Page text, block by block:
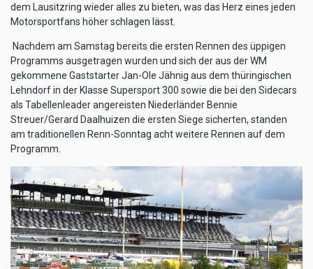
dem Lausitzring wieder alles zu bieten, was das Herz eines jeden
Motorsportfans höher schlagen lässt.
Nachdem am Samstag bereits die ersten Rennen des üppigen
Programms ausgetragen wurden und sich der aus der WM
gekommene Gaststarter Jan-Ole Jähnig aus dem thüringischen
Lehndorf in der Klasse Supersport 300 sowie die bei den Sidecars
als Tabellenleader angereisten Niederländer Bennie
Streuer/Gerard Daalhuizen die ersten Siege sicherten, standen
am traditionellen Renn-Sonntag acht weitere Rennen auf dem
Programm.